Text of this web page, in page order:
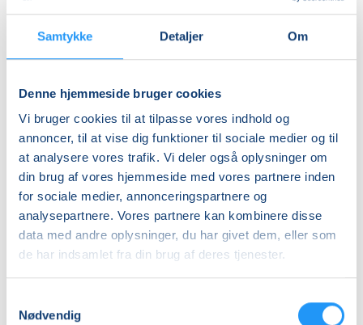
Samtykke Detaljer Om
Denne hjemmeside bruger cookies
Vi bruger cookies til at tilpasse vores indhold og
annoncer, til at vise dig funktioner til sociale medier og til
at analysere vores trafik. Vi deler også oplysninger om
din brug af vores hjemmeside med vores partnere inden
for sociale medier, annonceringspartnere og
analysepartnere. Vores partnere kan kombinere disse
data med andre oplysninger, du har givet dem, eller som
de har indsamlet fra din brug af deres tjenester.
Nødvendig
DKK 395,00
Ledig-KBH
DKK 372,00
Ledig-FRB
DKK 375,00
Studerende-KBH
DKK 372,00
Studerende-FRB
DKK 375,00
Unge (18-25 år)-KBH
Info